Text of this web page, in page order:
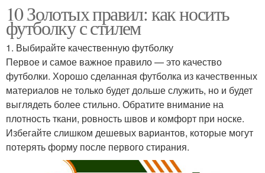
10 Золотых правил: как носить
футболку с стилем
1. Выбирайте качественную футболку
Первое и самое важное правило — это качество
футболки. Хорошо сделанная футболка из качественных
материалов не только будет дольше служить, но и будет
выглядеть более стильно. Обратите внимание на
плотность ткани, ровность швов и комфорт при носке.
Избегайте слишком дешевых вариантов, которые могут
потерять форму после первого стирания.